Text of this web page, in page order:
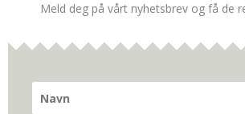
Meld deg på vårt nyhetsbrev og få de